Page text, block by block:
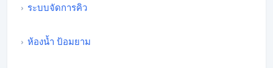
ระบบจัดการคิว
ห้องน้ำ ป้อมยาม